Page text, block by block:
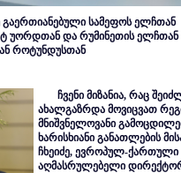
სამეფოს ელჩთან
უორდთან და რუმინეთის ელჩთან
როტუნდუსთან
ჩვენი მიზანია, რაც
ახალგაზრდა მოვიცვათ
მნიშვნელოვანი
ხარისხიანი განათლების
ჩხეიძე, ევროპულ-ქართული
აღმასრულებელი